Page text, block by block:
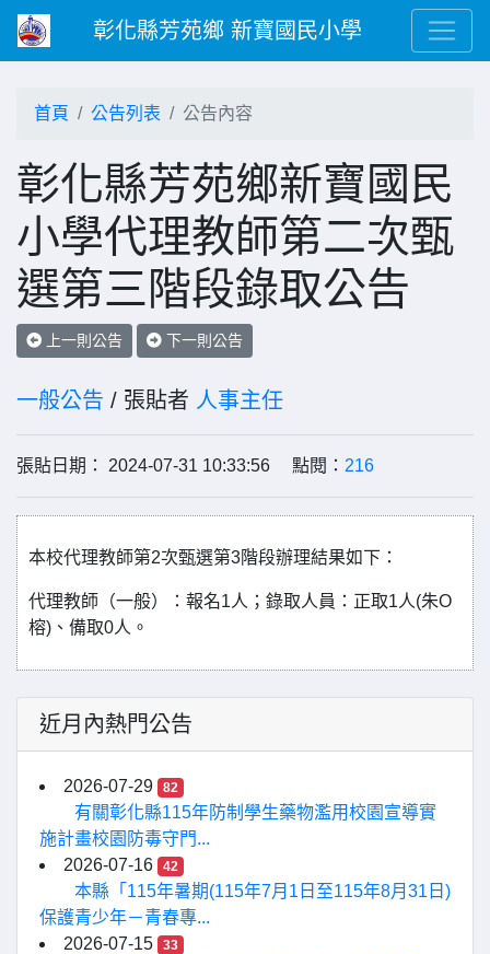
彰化縣芳苑鄉 新寶國民小學
首頁 公告列表 公告內容
彰化縣芳苑鄉新寶國民
小學代理教師第二次甄
選第三階段錄取公告
上一則公告 下一則公告
一般公告 / 張貼者 人事主任
張貼日期： 2024-07-31 10:33:56 點閱： 216
本校代理教師第2次甄選第3階段辦理結果如下：
代理教師（一般）：報名1人；錄取人員：正取1人(朱O
榕)、備取0人。
近月內熱門公告
2026-07-29 82
有關彰化縣115年防制學生藥物濫用校園宣導實
施計畫校園防毒守門...
2026-07-16
42
本縣「115年暑期(115年7月1日至115年8月31日)
保護青少年－青春專...
2026-07-15
33